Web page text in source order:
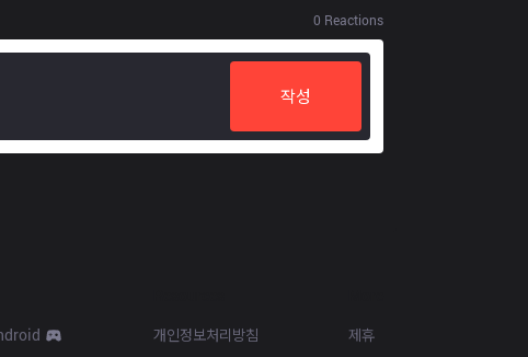
0 Reactions
작성
개인정보처리방침
제휴